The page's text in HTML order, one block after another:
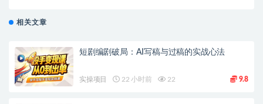
相关文章
短剧编剧破局：AI写稿与过稿的实战心法
实操项目 22 小时前 22 9.8